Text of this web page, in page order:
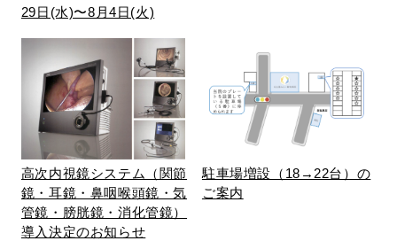
29日(水)〜8月4日(火)
高次内視鏡システム（関節
鏡・耳鏡・鼻咽喉頭鏡・気
管鏡・膀胱鏡・消化管鏡）
導入決定のお知らせ
駐車場増設（18→22台）の
ご案内